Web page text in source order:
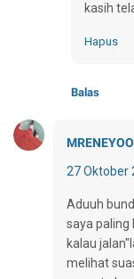
kasih
Hapus
Balas
MRENEYOO
27 Oktober
Aduuh
saya paling
kalau
melihat